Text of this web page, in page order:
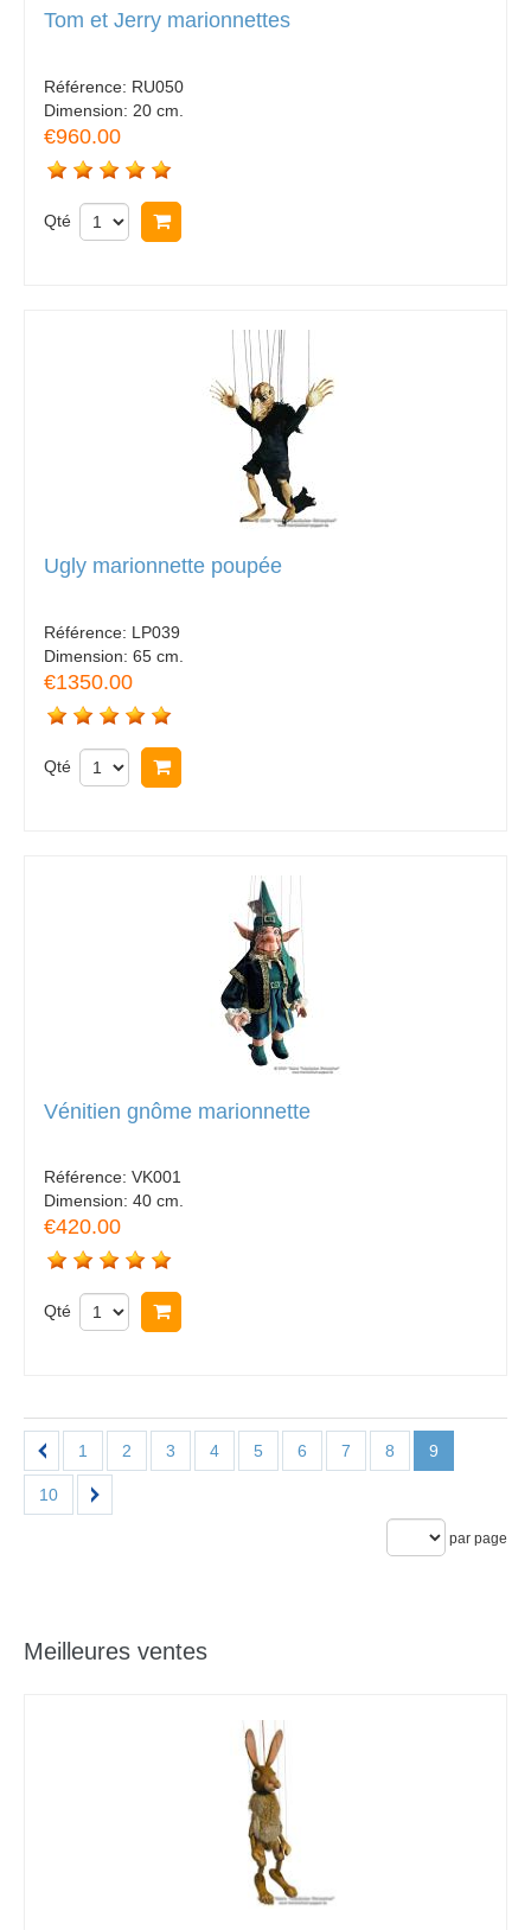
Tom et Jerry marionnettes
Référence: RU050
Dimension: 20 cm.
€960.00
Qté
Ugly marionnette poupée
Référence: LP039
Dimension: 65 cm.
€1350.00
Qté
Vénitien gnôme marionnette
Référence: VK001
Dimension: 40 cm.
€420.00
Qté
1 2 3 4 5 6 7 8 9
10
par page
Meilleures ventes